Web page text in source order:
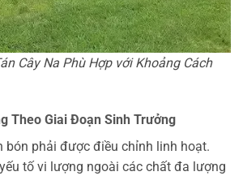
Cây Na Phù Hợp với Khoảng Cách
Theo Giai Đoạn Sinh Trưởng
bón phải được điều chỉnh linh hoạt.
tố vi lượng ngoài các chất đa lượng